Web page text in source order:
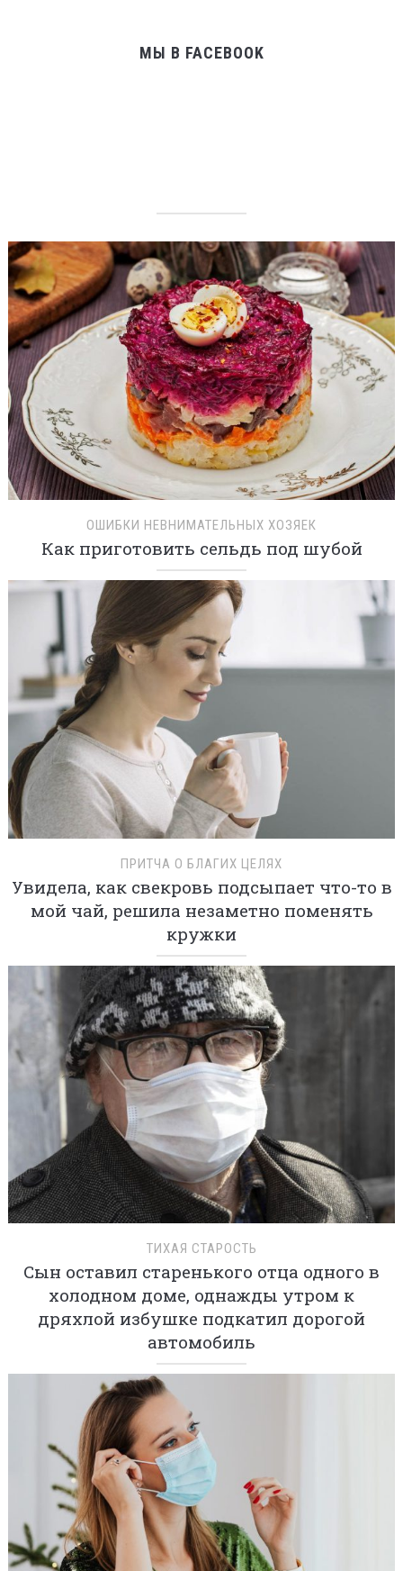
МЫ В FACEBOOK
ОШИБКИ НЕВНИМАТЕЛЬНЫХ ХОЗЯЕК
Как приготовить сельдь под шубой
ПРИТЧА О БЛАГИХ ЦЕЛЯХ
Увидела, как свекровь подсыпает что-то в
мой чай, решила незаметно поменять
кружки
ТИХАЯ СТАРОСТЬ
Сын оставил старенького отца одного в
холодном доме, однажды утром к
дряхлой избушке подкатил дорогой
автомобиль